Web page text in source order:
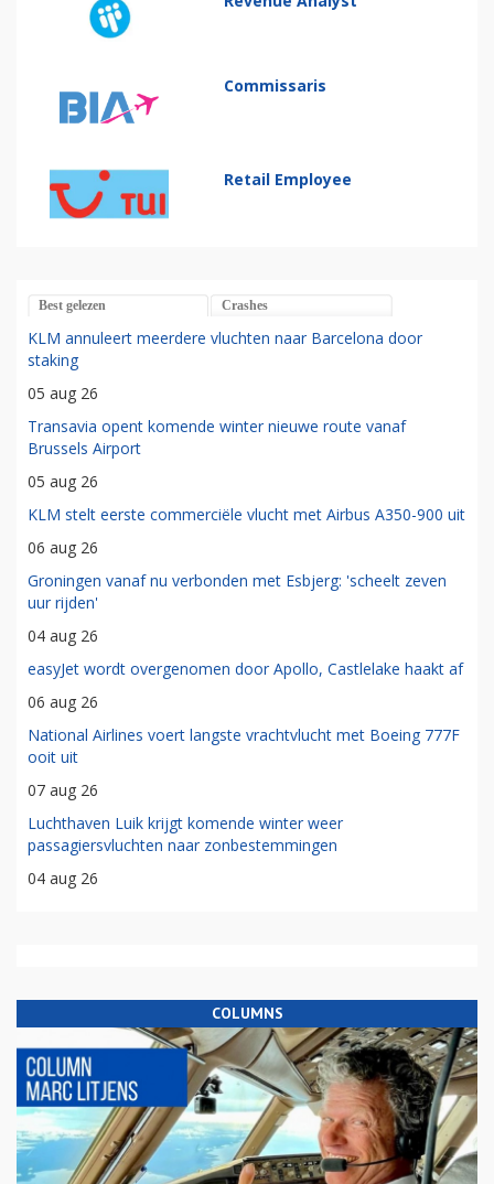
Commissaris
Retail Employee
Best gelezen Crashes
KLM annuleert meerdere vluchten naar Barcelona door
staking
05 aug 26
Transavia opent komende winter nieuwe route vanaf
Brussels Airport
05 aug 26
KLM stelt eerste commerciële vlucht met Airbus A350-900 uit
06 aug 26
Groningen vanaf nu verbonden met Esbjerg: 'scheelt zeven
uur rijden'
04 aug 26
easyJet wordt overgenomen door Apollo, Castlelake haakt af
06 aug 26
National Airlines voert langste vrachtvlucht met Boeing 777F
ooit uit
07 aug 26
Luchthaven Luik krijgt komende winter weer
passagiersvluchten naar zonbestemmingen
04 aug 26
COLUMNS